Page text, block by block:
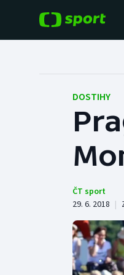
Hokej
Tenis
Cyklistika
DOSTIHY
ČT sport
29. 6. 2018 |